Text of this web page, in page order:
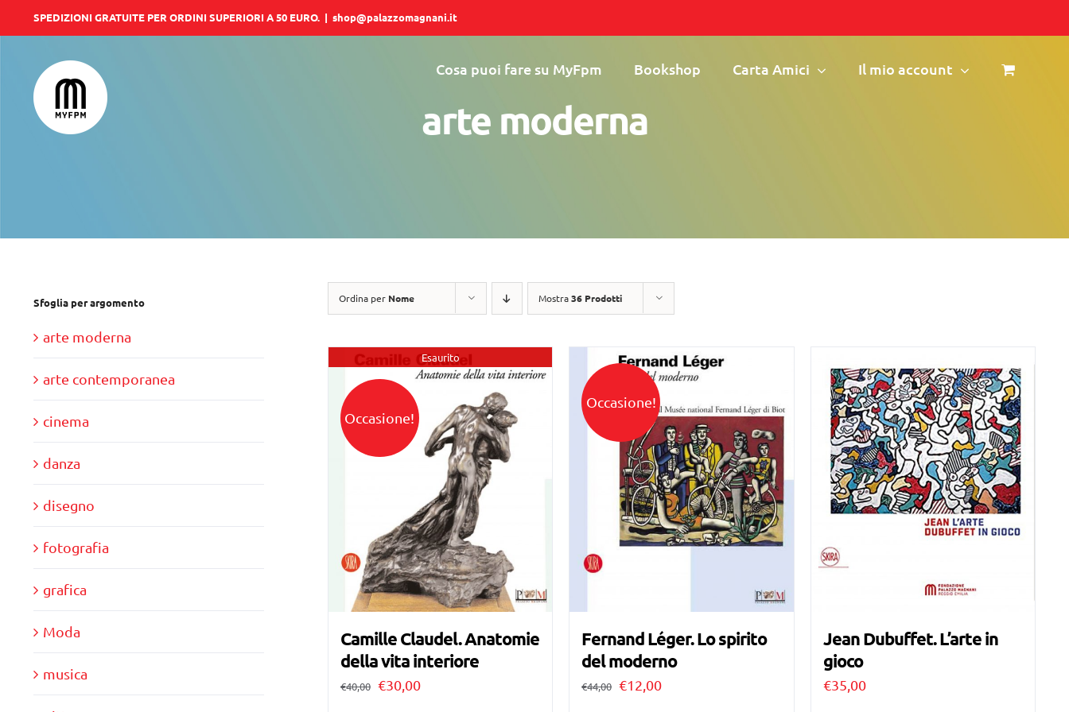
al
contenuto
SPEDIZIONI GRATUITE PER ORDINI SUPERIORI A 50 EURO. | shop@palazzomagnani.it
Cosa puoi fare su MyFpm Bookshop Carta Amici Il mio account
arte moderna
Ordina per Nome Mostra36 Prodotti
Esaurito
Occasione!
Camille Claudel. Anatomie
della vita interiore
€40,00 Il
€30,00Il
Occasione!
Fernand Léger. Lo spirito
del moderno
€44,00 Il
€12,00Il
Jean Dubuffet. L’arte in
gioco
€35,00
Sfoglia per argomento
arte moderna
arte contemporanea
cinema
danza
disegno
fotografia
grafica
Moda
musica